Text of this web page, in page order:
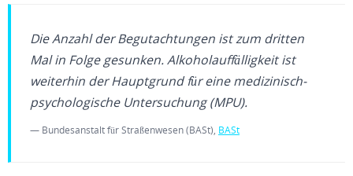
Die Anzahl der Begutachtungen ist zum dritten
Mal in Folge gesunken. Alkoholauffälligkeit ist
weiterhin der Hauptgrund für eine medizinisch-
psychologische Untersuchung (MPU).
— Bundesanstalt für Straßenwesen (BASt), BASt